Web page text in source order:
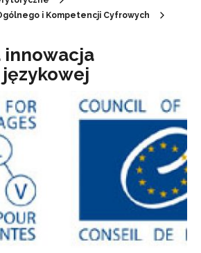
i Kompetencji Cyfrowych
innowacja